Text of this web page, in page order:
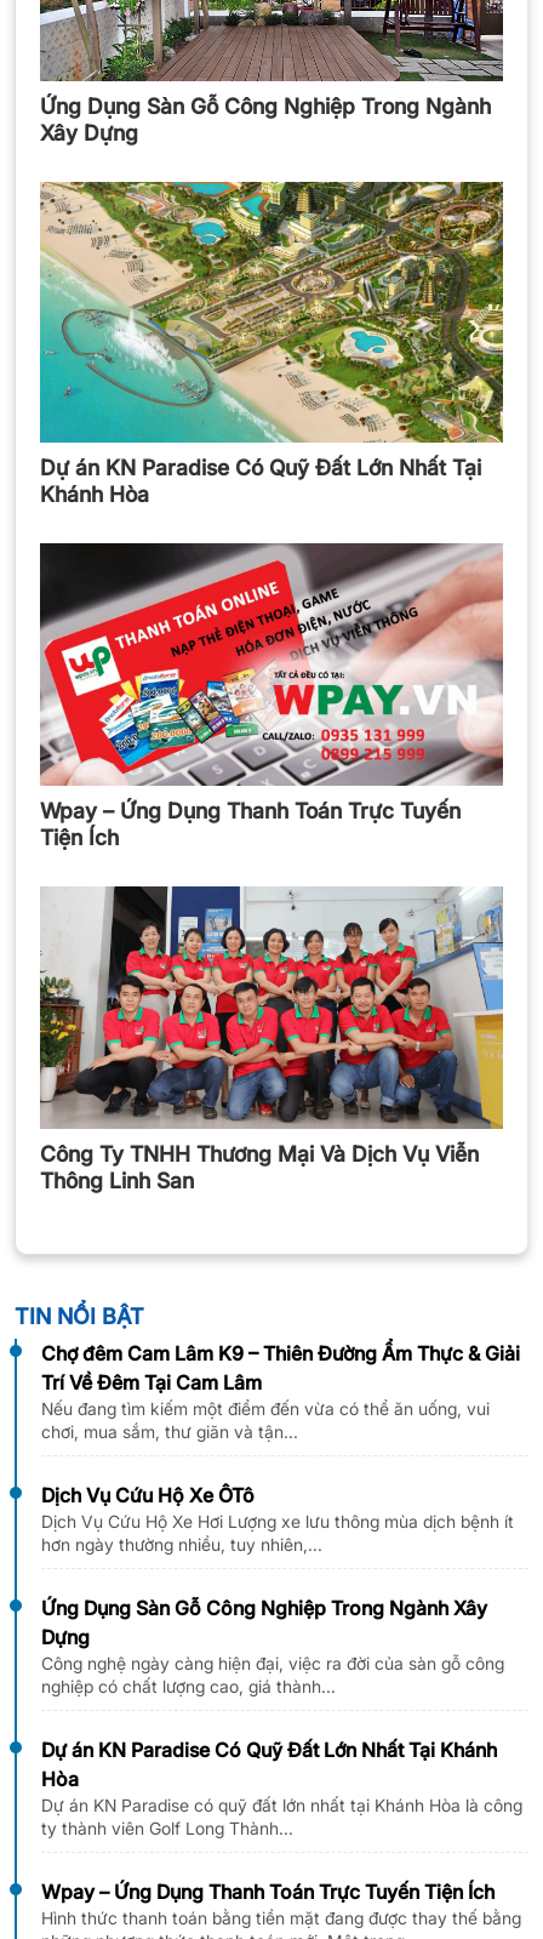
Ứng Dụng Sàn Gỗ Công Nghiệp Trong Ngành
Xây Dựng
Dự án KN Paradise Có Quỹ Đất Lớn Nhất Tại
Khánh Hòa
Wpay – Ứng Dụng Thanh Toán Trực Tuyến
Tiện Ích
Công Ty TNHH Thương Mại Và Dịch Vụ Viễn
Thông Linh San
TIN NỔI BẬT
Chợ đêm Cam Lâm K9 – Thiên Đường Ẩm Thực & Giải
Trí Về Đêm Tại Cam Lâm
Nếu đang tìm kiếm một điểm đến vừa có thể ăn uống, vui
chơi, mua sắm, thư giãn và tận...
Dịch Vụ Cứu Hộ Xe ÔTô
Dịch Vụ Cứu Hộ Xe Hơi Lượng xe lưu thông mùa dịch bệnh ít
hơn ngày thường nhiều, tuy nhiên,...
Ứng Dụng Sàn Gỗ Công Nghiệp Trong Ngành Xây
Dựng
Công nghệ ngày càng hiện đại, việc ra đời của sàn gỗ công
nghiệp có chất lượng cao, giá thành...
Dự án KN Paradise Có Quỹ Đất Lớn Nhất Tại Khánh
Hòa
Dự án KN Paradise có quỹ đất lớn nhất tại Khánh Hòa là công
ty thành viên Golf Long Thành...
Wpay – Ứng Dụng Thanh Toán Trực Tuyến Tiện Ích
Hình thức thanh toán bằng tiền mặt đang được thay thế bằng